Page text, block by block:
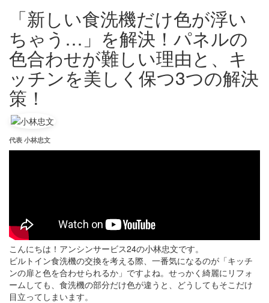
「新しい食洗機だけ色が浮い
ちゃう…」を解決！パネルの
色合わせが難しい理由と、キ
ッチンを美しく保つ3つの解決
策！
代表 小林忠文
こんにちは！アンシンサービス24の小林忠文です。
ビルトイン食洗機の交換を考える際、一番気になるのが「キッチ
ンの扉と色を合わせられるか」ですよね。せっかく綺麗にリフォ
ームしても、食洗機の部分だけ色が違うと、どうしてもそこだけ
目立ってしまいます。